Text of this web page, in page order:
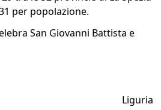
per popolazione.
San Giovanni Battista e
Liguria